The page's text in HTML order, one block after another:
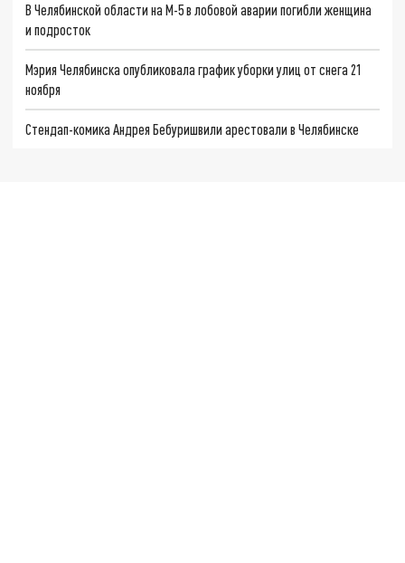
В Челябинской области на М-5 в лобовой аварии погибли женщина
и подросток
Мэрия Челябинска опубликовала график уборки улиц от снега 21
ноября
Стендап-комика Андрея Бебуришвили арестовали в Челябинске